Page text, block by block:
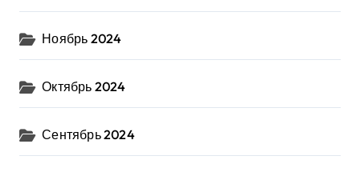
Ноябрь 2024
Октябрь 2024
Сентябрь 2024